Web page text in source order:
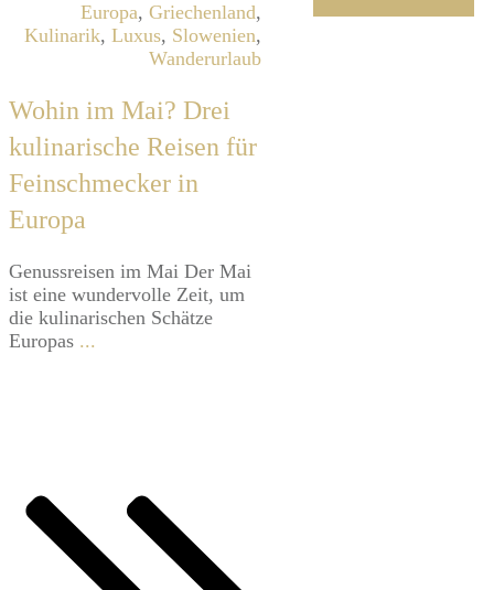
Europa, Griechenland,
Kulinarik, Luxus, Slowenien,
Wanderurlaub
Wohin im Mai? Drei
kulinarische Reisen für
Feinschmecker in
Europa
Genussreisen im Mai Der Mai
ist eine wundervolle Zeit, um
die kulinarischen Schätze
Europas ...